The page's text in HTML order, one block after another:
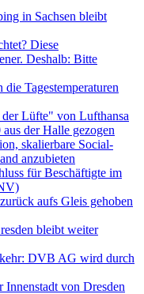
in Sachsen bleibt
Diese
Deshalb: Bitte
Tagestemperaturen
Lüfte" von Lufthansa
der Halle gezogen
skalierbare Social-
anzubieten
für Beschäftigte im
aufs Gleis gehoben
bleibt weiter
DVB AG wird durch
Innenstadt von Dresden